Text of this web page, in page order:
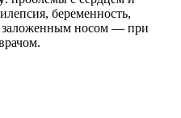
беременность,
заложенным носом — при